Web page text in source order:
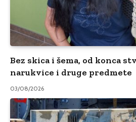
Bez skica i šema, od konca
narukvice i druge predmete
03/08/2026